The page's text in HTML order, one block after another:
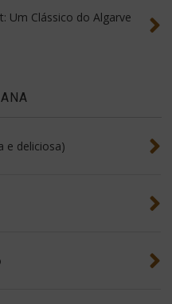
Um Clássico do Algarve
e deliciosa)